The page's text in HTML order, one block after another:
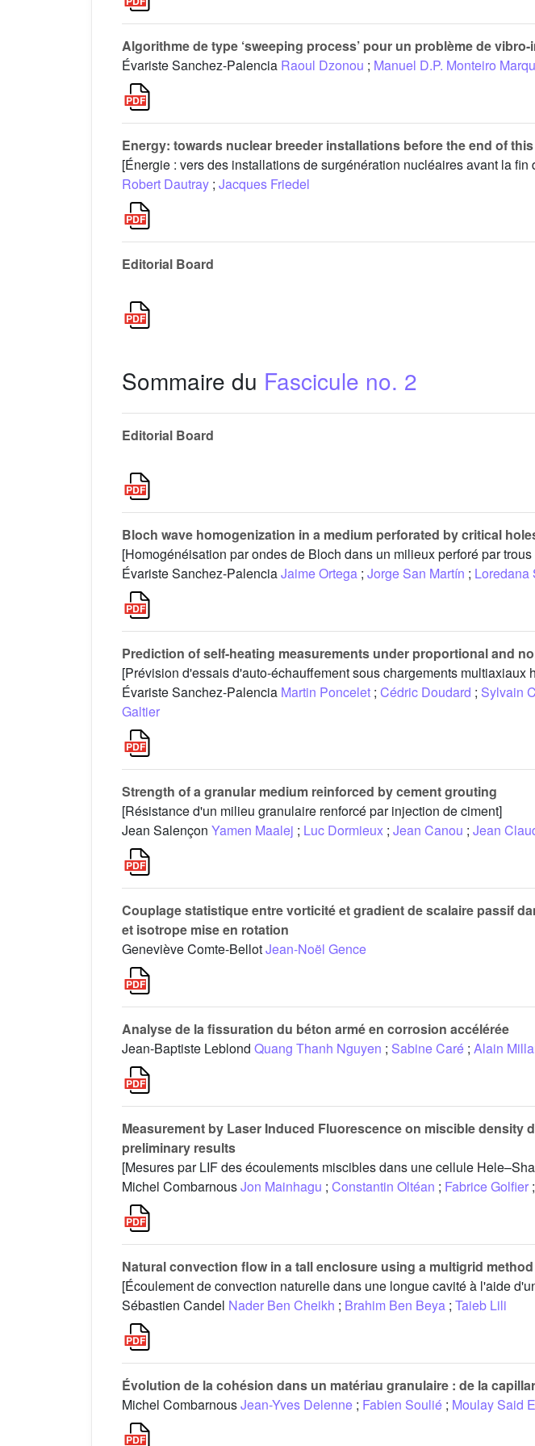
Algorithme de type ‘sweeping process’ pour un problème de
Évariste Sanchez-Palencia Raoul Dzonou ; Manuel D.P. Monteiro
Energy: towards nuclear breeder installations before the end of
[Énergie : vers des installations de surgénération nucléaires avant la fin
Robert Dautray ; Jacques Friedel
Editorial Board
Sommaire du Fascicule no. 2
Editorial Board
Bloch wave homogenization in a medium perforated by critical
[Homogénéisation par ondes de Bloch dans un milieux perforé par
Évariste Sanchez-PalenciaJaime Ortega ; Jorge San Martín ; Loredana
Prediction of self-heating measurements under proportional and
[Prévision d'essais d'auto-échauffement sous chargements multiaxiaux
Évariste Sanchez-Palencia Martin Poncelet ; Cédric Doudard ; Sylvain
Galtier
Strength of a granular medium reinforced by cement grouting
[Résistance d'un milieu granulaire renforcé par injection de ciment]
Jean Salençon Yamen Maalej ; Luc Dormieux ; Jean Canou ; Jean
Couplage statistique entre vorticité et gradient de scalaire passif
et isotrope mise en rotation
Geneviève Comte-BellotJean-Noël Gence
Analyse de la fissuration du béton armé en corrosion accélérée
Jean-Baptiste Leblond Quang Thanh Nguyen ; Sabine Caré ; Alain
Measurement by Laser Induced Fluorescence on miscible density
preliminary results
[Mesures par LIF des écoulements miscibles dans une cellule
Michel CombarnousJon Mainhagu ; Constantin Oltéan ; Fabrice Golfier ;
Natural convection flow in a tall enclosure using a multigrid method
[Écoulement de convection naturelle dans une longue cavité à l'aide
Sébastien Candel Nader Ben Cheikh ; Brahim Ben Beya ; Taieb Lili
Évolution de la cohésion dans un matériau granulaire : de la
Michel CombarnousJean-Yves Delenne ; Fabien Soulié ; Moulay Said